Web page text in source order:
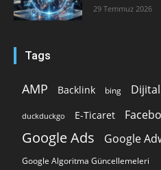
29 Temmuz 2026
Tags
AMP Backlink bing
duckduckgo E-Ticaret
Google Ads Google
Google Algoritma Güncellemeleri